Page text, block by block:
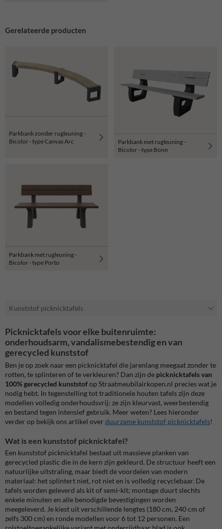
Gerelateerde producten
Parkbank zonder rugleuning -
Bicolor - type Canvas Arc
Parkbank met rugleuning -
Bicolor - type Bonn
Parkbank met rugleuning -
Bicolor - type Porto
Kunststof picknicktafels
Picknicktafels voor elke buitenruimte:
onderhoudsarm, vandalismebestendig en van
gerecycled kunststof
Ben je op zoek naar een picknicktafel die jarenlang meegaat zonder te
rotten, te splinteren of te verkleuren? Dan zijn de picknicktafels van
100% gerecycled kunststofop Straatmeubilairkopen.nl precies wat je
nodig hebt. In tegenstelling tot traditionele houten tafels zijn deze
modellen volledig onderhoudsvrij: ze zijn kleurvast, weerbestendig
en bestand tegen intensief gebruik. Meer weten? Lees hieronder
verder op bekijk ons artikel over duurzame kunststof picknicktafels!
Wat is een kunststof picknicktafel?
Een kunststof picknicktafel bestaat uit massieve planken van
gerecycled plastic die in de kern zijn gekleurd. De structuur heeft een
natuurlijke uitstraling, maar biedt de voordelen van modern
materiaal: het splintert niet, rot niet en is volledig recyclebaar. De
tafels worden geleverd als kit of semi-kit; montage duurt slechts
enkele minuten en alle benodigde bevestigingen worden
meegeleverd. Je kiest uit verschillende lengtes (180 cm, 240 cm of
zelfs 300 cm) en ronde modellen voor 6 tot 12 personen. Een